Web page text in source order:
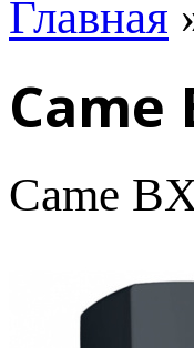
Главная
Came
Came